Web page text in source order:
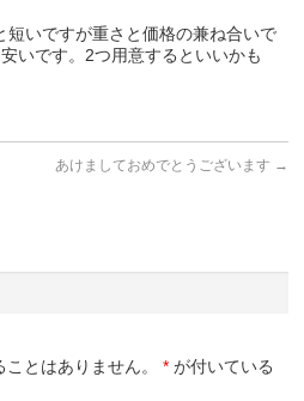
短いですが重さと価格の兼ね合いで
いです。2つ用意するといいかも
あけましておめでとうございます →
とはありません。 * が付いている